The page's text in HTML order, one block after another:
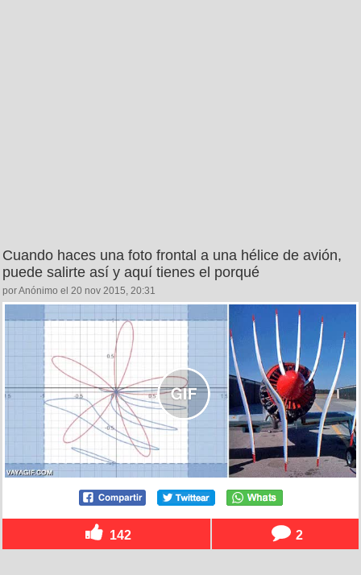
Cuando haces una foto frontal a una hélice de avión,
puede salirte así y aquí tienes el porqué
por Anónimo el 20 nov 2015, 20:31
142 2